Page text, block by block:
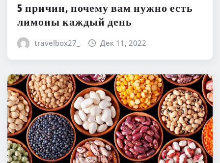
5 причин, почему вам нужно есть
лимоны каждый день
travelbox27_ Дек 11, 2022